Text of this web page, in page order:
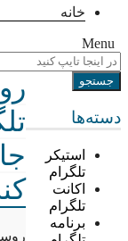
خانه
Menu
دسته‌ها
استیکر
تلگرام
اکانت
تلگرام
برنامه